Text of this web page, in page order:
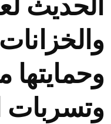
الحديث
وحمايتها
وتسربات